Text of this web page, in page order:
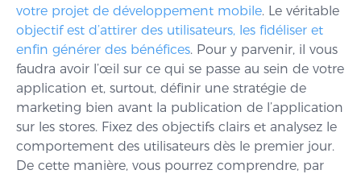
votre projet de développement mobile. Le véritable
objectif est d’attirer des utilisateurs, les fidéliser et
enfin générer des bénéfices. Pour y parvenir, il vous
faudra avoir l’œil sur ce qui se passe au sein de votre
application et, surtout, définir une stratégie de
marketing bien avant la publication de l’application
sur les stores. Fixez des objectifs clairs et analysez le
comportement des utilisateurs dès le premier jour.
De cette manière, vous pourrez comprendre, par